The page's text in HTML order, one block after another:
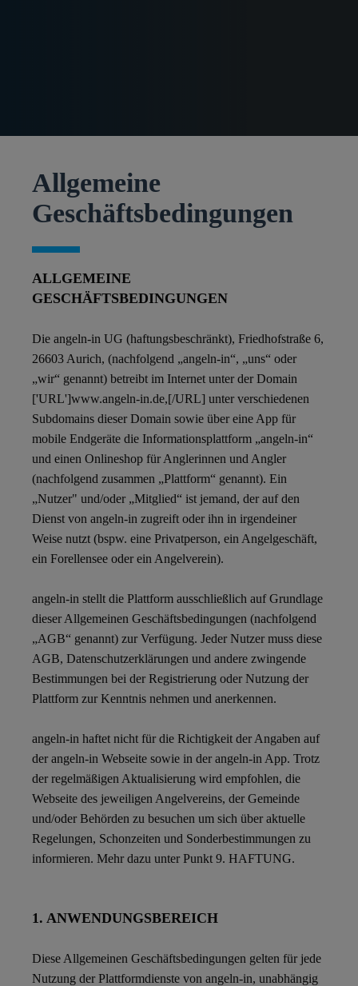
Allgemeine
Geschäftsbedingungen
ALLGEMEINE
GESCHÄFTSBEDINGUNGEN
Die angeln-in UG (haftungsbeschränkt), Friedhofstraße 6,
26603 Aurich, (nachfolgend „angeln-in“, „uns“ oder
„wir“ genannt) betreibt im Internet unter der Domain
['URL']www.angeln-in.de,[/URL] unter verschiedenen
Subdomains dieser Domain sowie über eine App für
mobile Endgeräte die Informationsplattform „angeln-in“
und einen Onlineshop für Anglerinnen und Angler
(nachfolgend zusammen „Plattform“ genannt). Ein
„Nutzer" und/oder „Mitglied“ ist jemand, der auf den
Dienst von angeln-in zugreift oder ihn in irgendeiner
Weise nutzt (bspw. eine Privatperson, ein Angelgeschäft,
ein Forellensee oder ein Angelverein).
angeln-in stellt die Plattform ausschließlich auf Grundlage
dieser Allgemeinen Geschäftsbedingungen (nachfolgend
„AGB“ genannt) zur Verfügung. Jeder Nutzer muss diese
AGB, Datenschutzerklärungen und andere zwingende
Bestimmungen bei der Registrierung oder Nutzung der
Plattform zur Kenntnis nehmen und anerkennen.
angeln-in haftet nicht für die Richtigkeit der Angaben auf
der angeln-in Webseite sowie in der angeln-in App. Trotz
der regelmäßigen Aktualisierung wird empfohlen, die
Webseite des jeweiligen Angelvereins, der Gemeinde
und/oder Behörden zu besuchen um sich über aktuelle
Regelungen, Schonzeiten und Sonderbestimmungen zu
informieren. Mehr dazu unter Punkt 9. HAFTUNG.
1. ANWENDUNGSBEREICH
Diese Allgemeinen Geschäftsbedingungen gelten für jede
Nutzung der Plattformdienste von angeln-in, unabhängig